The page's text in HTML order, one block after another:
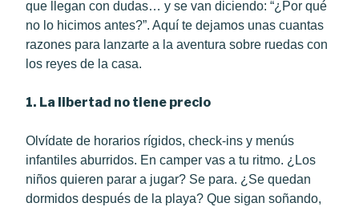
que llegan con dudas… y se van diciendo: “¿Por qué
no lo hicimos antes?”. Aquí te dejamos unas cuantas
razones para lanzarte a la aventura sobre ruedas con
los reyes de la casa.
1. La libertad no tiene precio
Olvídate de horarios rígidos, check-ins y menús
infantiles aburridos. En camper vas a tu ritmo. ¿Los
niños quieren parar a jugar? Se para. ¿Se quedan
dormidos después de la playa? Que sigan soñando,